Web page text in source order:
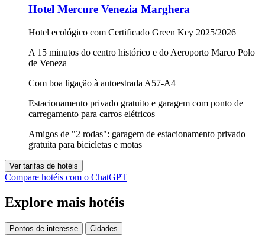
Hotel Mercure Venezia Marghera
Hotel ecológico com Certificado Green Key 2025/2026
A 15 minutos do centro histórico e do Aeroporto Marco Polo
de Veneza
Com boa ligação à autoestrada A57-A4
Estacionamento privado gratuito e garagem com ponto de
carregamento para carros elétricos
Amigos de "2 rodas": garagem de estacionamento privado
gratuita para bicicletas e motas
Ver tarifas de hotéis
Compare hotéis com o ChatGPT
Explore mais hotéis
Pontos de interesse Cidades